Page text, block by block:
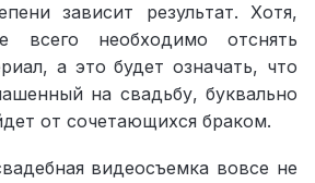
зависит результат. Хотя,
всего необходимо отснять
а это будет означать, что
на свадьбу, буквально
от сочетающихся браком.
видеосъемка вовсе не